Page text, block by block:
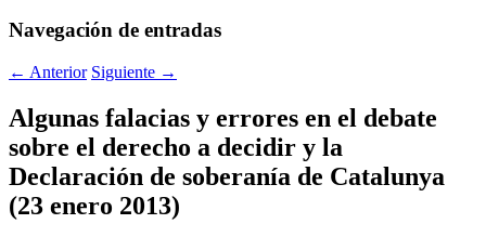
Navegación de entradas
← Anterior Siguiente →
Algunas falacias y errores en el debate
sobre el derecho a decidir y la
Declaración de soberanía de Catalunya
(23 enero 2013)